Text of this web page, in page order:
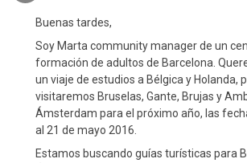
Buenas tardes,
Soy Marta community manager de un
formación de adultos de Barcelona.
un viaje de estudios a Bélgica y Holanda,
visitaremos Bruselas, Gante, Brujas y
Ámsterdam para el próximo año, las
al 21 de mayo 2016.
Estamos buscando guías turísticas para